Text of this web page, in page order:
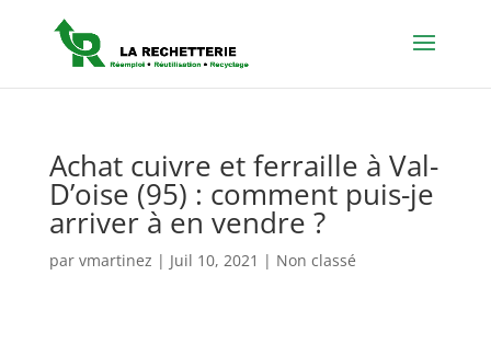
Achat cuivre et ferraille à Val-
D’oise (95) : comment puis-je
arriver à en vendre ?
par vmartinez | Juil 10, 2021 | Non classé